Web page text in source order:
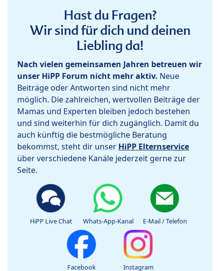
Hast du Fragen?
Wir sind für dich und deinen
Liebling da!
Nach vielen gemeinsamen Jahren betreuen wir
unser HiPP Forum nicht mehr aktiv. Neue
Beiträge oder Antworten sind nicht mehr
möglich. Die zahlreichen, wertvollen Beiträge der
Mamas und Experten bleiben jedoch bestehen
und sind weiterhin für dich zugänglich. Damit du
auch künftig die bestmögliche Beratung
bekommst, steht dir unser HiPP Elternservice
über verschiedene Kanäle jederzeit gerne zur
Seite.
HiPP Live Chat Whats-App-Kanal E-Mail / Telefon
Facebook Instagram